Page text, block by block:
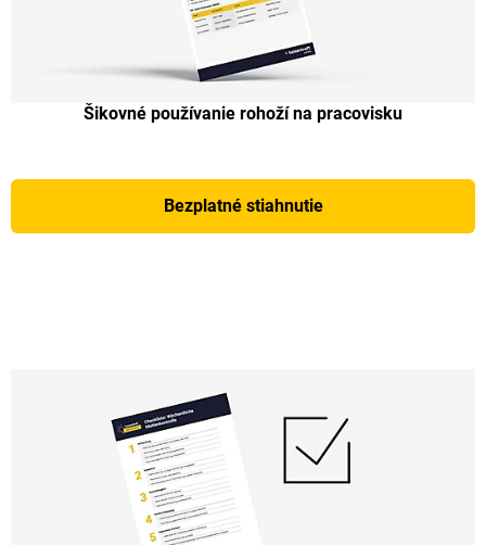
Šikovné používanie rohoží na pracovisku
Bezplatné stiahnutie